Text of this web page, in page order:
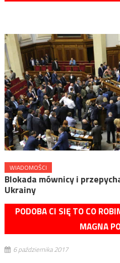
WIADOMOŚCI
Blokada mównicy i
Ukrainy
PODOBA CI SIĘ TO CO
MAGNA
6 października 2017